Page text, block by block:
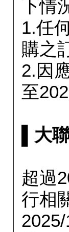
下情
1.任
購之
2.因
至
▌大
超過
行相